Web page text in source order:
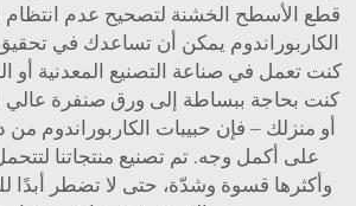
قطع الأسطح الخشنة لتصحيح عدم انتظام
الكاربوراندوم يمكن أن تساعدك في
كنت تعمل في صناعة التصنيع المعدنية أو
كنت بحاجة ببساطة إلى ورق صنفرة عالي
أو منزلك – فإن حبيبات الكاربوراندوم من
على أكمل وجه. تم تصنيع منتجاتنا
وأكثرها قسوة وشدّة، حتى لا تضطر أبدًا